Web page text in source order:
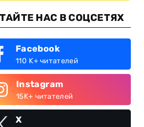
НАС В СОЦСЕТЯХ
Facebook
110 K+ читателей
Instagram
15K+ читателей
X